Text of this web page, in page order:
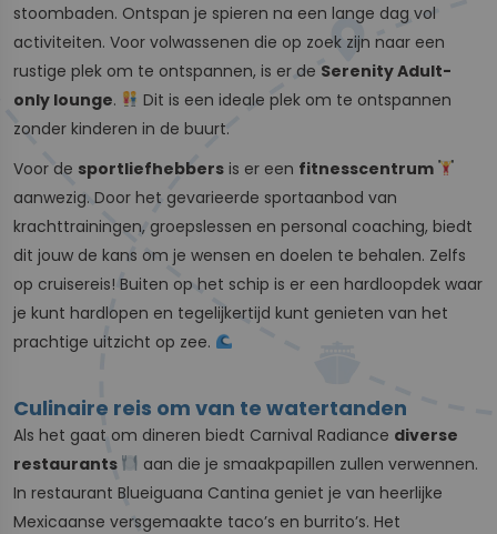
stoombaden. Ontspan je spieren na een lange dag vol
activiteiten. Voor volwassenen die op zoek zijn naar een
rustige plek om te ontspannen, is er de Serenity Adult-
only lounge.
Dit is een ideale plek om te ontspannen
zonder kinderen in de buurt.
Voor de sportliefhebbers is er een fitnesscentrum
aanwezig. Door het gevarieerde sportaanbod van
krachttrainingen, groepslessen en personal coaching, biedt
dit jouw de kans om je wensen en doelen te behalen. Zelfs
op cruisereis! Buiten op het schip is er een hardloopdek waar
je kunt hardlopen en tegelijkertijd kunt genieten van het
prachtige uitzicht op zee.
Culinaire reis om van te watertanden
Als het gaat om dineren biedt Carnival Radiance diverse
restaurants
aan die je smaakpapillen zullen verwennen.
In restaurant Blueiguana Cantina geniet je van heerlijke
Mexicaanse versgemaakte taco’s en burrito’s. Het